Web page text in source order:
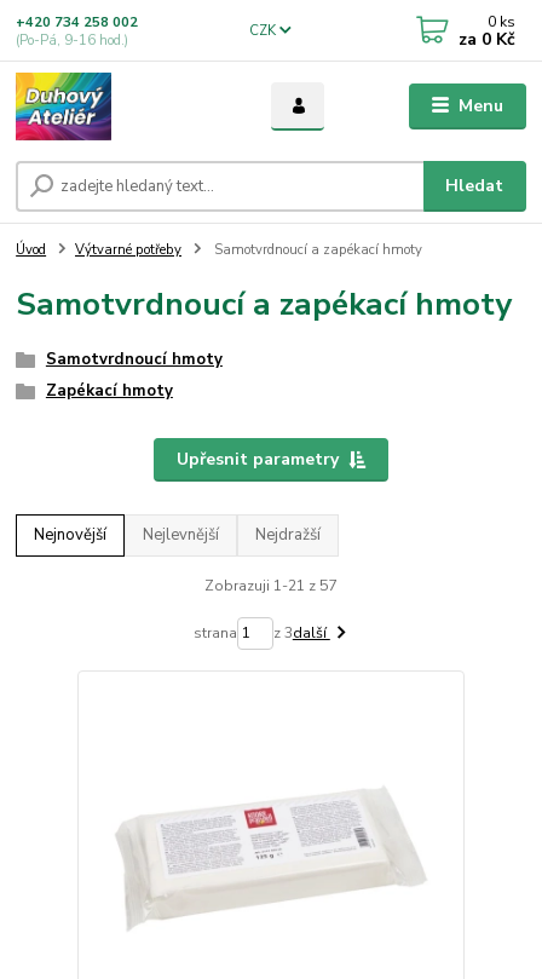
Menu
CZK
Hledat
+420 734 258 002
(Po-Pá, 9-16 hod.)
0 ks
za 0 Kč
Úvod Výtvarné potřeby Samotvrdnoucí a zapékací hmoty
Samotvrdnoucí a zapékací hmoty
Samotvrdnoucí hmoty
Zapékací hmoty
Upřesnit parametry
Nejnovější Nejlevnější Nejdražší
Zobrazuji 1-21 z 57
strana z 3další